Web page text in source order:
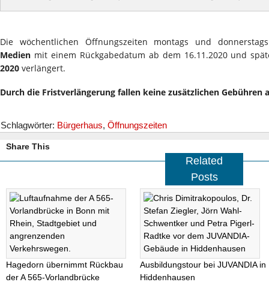
Die wöchentlichen Öffnungszeiten montags und
Medien mit einem Rückgabedatum ab dem 16.11.2020 und
2020 verlängert.
Durch die Fristverlängerung fallen keine zusätzlichen Gebühren
Schlagwörter: Bürgerhaus, Öffnungszeiten
Share This
Related
Posts
Hagedorn übernimmt Rückbau
der A 565-Vorlandbrücke
Ausbildungstour bei JUVANDIA in
Hiddenhausen